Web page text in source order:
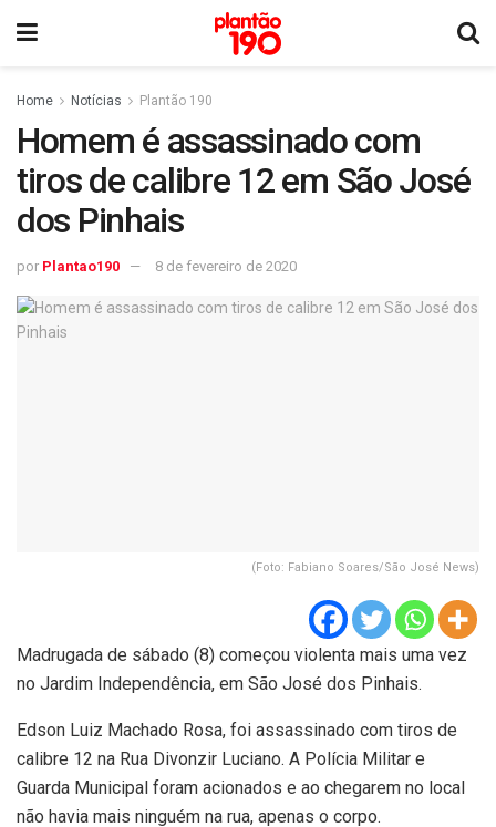
Home Notícias Plantão 190
Homem é assassinado com
tiros de calibre 12 em São José
dos Pinhais
por Plantao190 8 de fevereiro de 2020
(Foto: Fabiano Soares/São José News)
Madrugada de sábado (8) começou violenta mais uma vez
no Jardim Independência, em São José dos Pinhais.
Edson Luiz Machado Rosa, foi assassinado com tiros de
calibre 12 na Rua Divonzir Luciano. A Polícia Militar e
Guarda Municipal foram acionados e ao chegarem no local
não havia mais ninguém na rua, apenas o corpo.